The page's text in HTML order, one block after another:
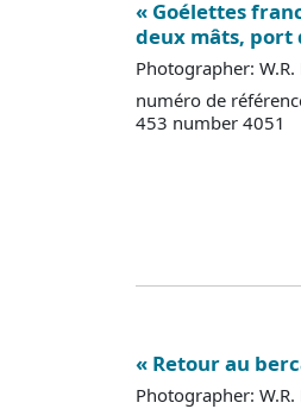
« Goélettes
deux mâts, port
Photographer: W.R.
numéro de
453 number 4051
« Retour au
Photographer: W.R.